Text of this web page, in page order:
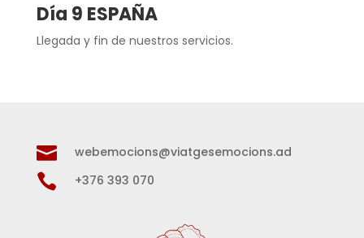
Día 9 ESPAÑA
Llegada y fin de nuestros servicios.
 webemocions@viatgesemocions.ad
 +376 393 070